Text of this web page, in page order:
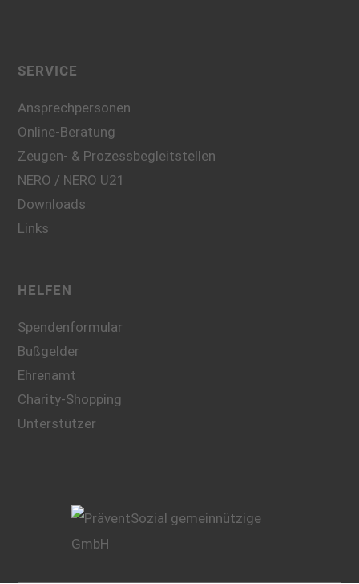
SERVICE
Ansprechpersonen
Online-Beratung
Zeugen- & Prozessbegleitstellen
NERO / NERO U21
Downloads
Links
HELFEN
Spendenformular
Bußgelder
Ehrenamt
Charity-Shopping
Unterstützer